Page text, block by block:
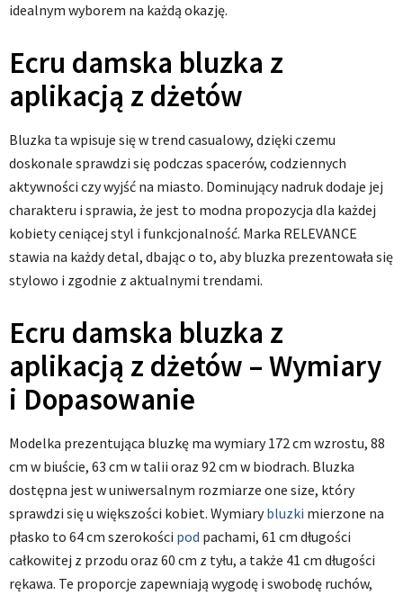
idealnym wyborem na każdą okazję.
Ecru damska bluzka z
aplikacją z dżetów
Bluzka ta wpisuje się w trend casualowy, dzięki czemu
doskonale sprawdzi się podczas spacerów, codziennych
aktywności czy wyjść na miasto. Dominujący nadruk dodaje jej
charakteru i sprawia, że jest to modna propozycja dla każdej
kobiety ceniącej styl i funkcjonalność. Marka RELEVANCE
stawia na każdy detal, dbając o to, aby bluzka prezentowała się
stylowo i zgodnie z aktualnymi trendami.
Ecru damska bluzka z
aplikacją z dżetów – Wymiary
i Dopasowanie
Modelka prezentująca bluzkę ma wymiary 172 cm wzrostu, 88
cm w biuście, 63 cm w talii oraz 92 cm w biodrach. Bluzka
dostępna jest w uniwersalnym rozmiarze one size, który
sprawdzi się u większości kobiet. Wymiarybluzki mierzone na
płasko to 64 cm szerokości pod pachami, 61 cm długości
całkowitej z przodu oraz 60 cm z tyłu, a także 41 cm długości
rękawa. Te proporcje zapewniają wygodę i swobodę ruchów,